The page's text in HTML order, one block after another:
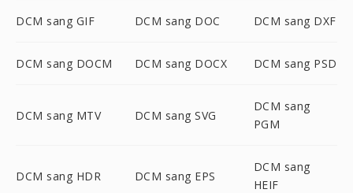
DCM sang GIF DCM sang DOC DCM sang DXF
DCM sang DOCM DCM sang DOCX DCM sang PSD
DCM sang MTV DCM sang SVG
DCM sang
PGM
DCM sang HDR DCM sang EPS
DCM sang
HEIF